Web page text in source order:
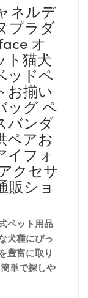
ネルデ
プラダ
オ
ト猫犬
ッドペ
お揃い
ッグ ペ
バンダ
ペアお
イフォ
クセサ
販ショ
ペット用品
犬種にぴっ
豊富に取り
単で探しや